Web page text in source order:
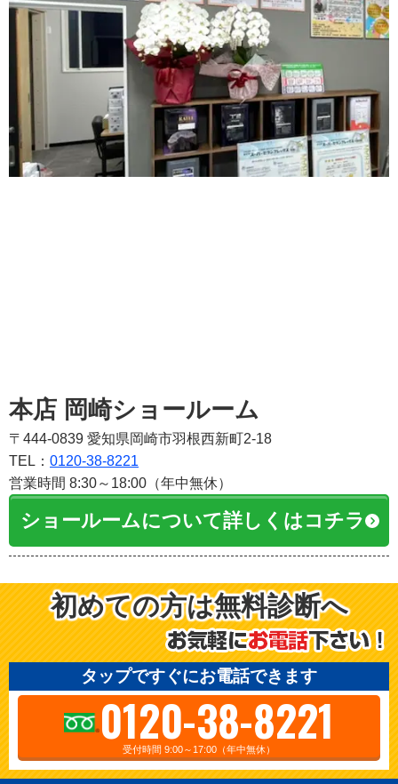
本店 岡崎ショールーム
〒444-0839 愛知県岡崎市羽根西新町2-18
TEL： 0120-38-8221
営業時間 8:30～18:00（年中無休）
ショールームについて詳しくはコチラ
初めての方は無料診断へ
タップですぐにお電話できます
0120-38-8221
受付時間 9:00～17:00（年中無休）